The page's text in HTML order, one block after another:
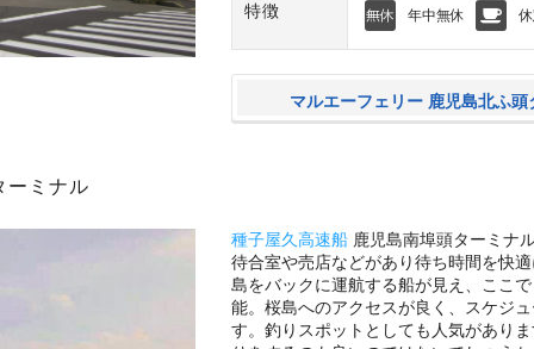
特徴
年中無休
マルエーフェリー 鹿児島北ふ
ーミナル
種子屋久高速船 鹿児島南埠頭ターミナ
待合室や売店などがあり待ち時間を快
島をバックに運航する船が見え、ここ
能。桜島へのアクセスが良く、スケジ
す。釣りスポットとしても人気があり